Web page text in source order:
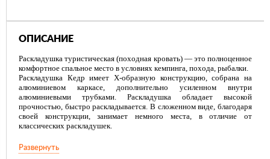
ОПИСАНИЕ
Раскладушка туристическая (походная кровать) — это полноценное
комфортное спальное место в условиях кемпинга, похода, рыбалки.
Раскладушка Кедр имеет Х-образную конструкцию, собрана на
алюминиевом каркасе, дополнительно усиленном внутри
алюминиевыми трубками. Раскладушка обладает высокой
прочностью, быстро раскладывается. В сложенном виде, благодаря
своей конструкции, занимает немного места, в отличие от
классических раскладушек.
Раскладушка Кедр складывается в удобный прочный чехол.
Развернуть